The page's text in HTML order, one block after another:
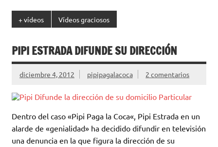
+ vídeos Vídeos graciosos
PIPI ESTRADA DIFUNDE SU DIRECCIÓN
diciembre 4, 2012 pipipagalacoca 2 comentarios
Dentro del caso «Pipi Paga la Coca«, Pipi Estrada en un
alarde de «genialidad» ha decidido difundir en televisión
una denuncia en la que figura la dirección de su